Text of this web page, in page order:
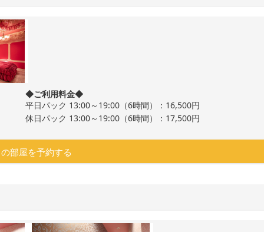
◆ご利用料金◆
平日パック 13:00～19:00（6時間）：16,500円
休日パック 13:00～19:00（6時間）：17,500円
部屋を予約する